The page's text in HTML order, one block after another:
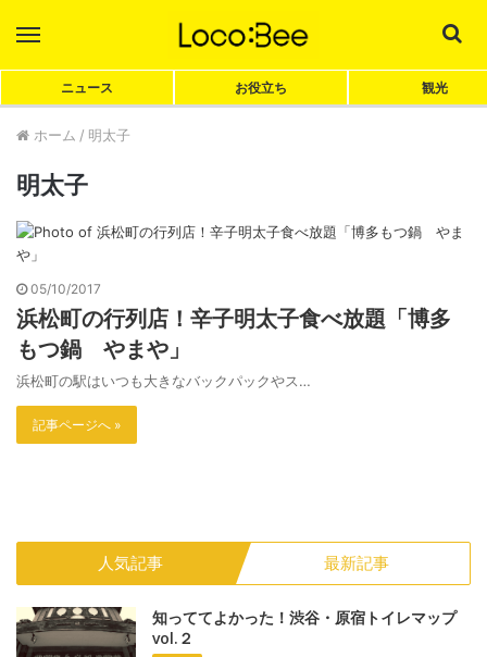
ニュース お役立ち 観光
ホーム / 明太子
明太子
05/10/2017
浜松町の行列店！辛子明太子食べ放題「博多
もつ鍋 やまや」
浜松町の駅はいつも大きなバックパックやス…
記事ページへ »
人気記事 最新記事
知っててよかった！渋谷・原宿トイレマップ
vol.２